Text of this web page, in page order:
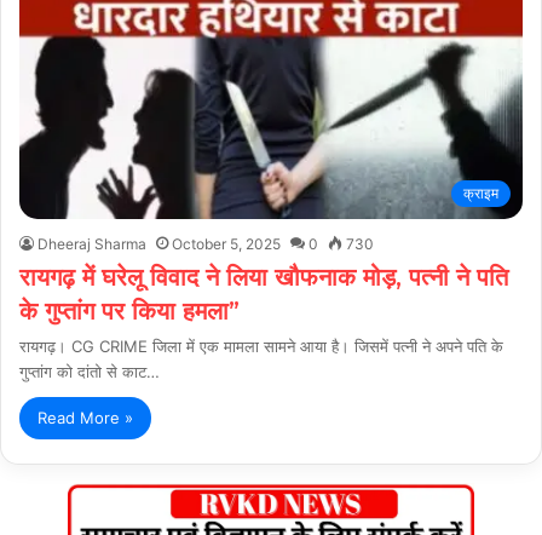
क्राइम
Dheeraj Sharma October 5, 2025 0 730
रायगढ़ में घरेलू विवाद ने लिया खौफनाक मोड़, पत्नी ने पति
के गुप्तांग पर किया हमला”
रायगढ़। CG CRIME जिला में एक मामला सामने आया है। जिसमें पत्नी ने अपने पति के
गुप्तांग को दांतो से काट…
Read More »